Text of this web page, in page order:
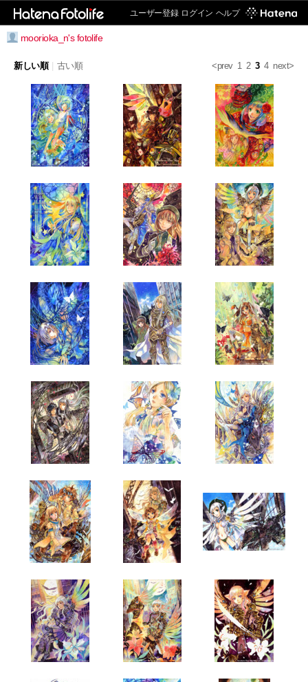
ユーザー登録 ログイン ヘルプ
moorioka_n's fotolife
<prev 1 2 3 4 next>
新しい順 古い順